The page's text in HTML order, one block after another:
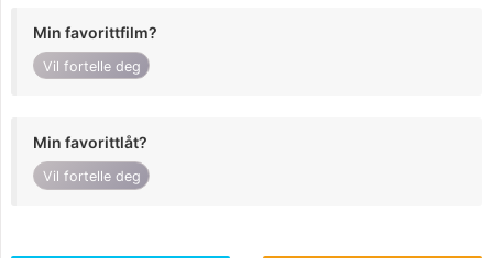
Min favorittfilm?
Vil fortelle deg
Min favorittlåt?
Vil fortelle deg